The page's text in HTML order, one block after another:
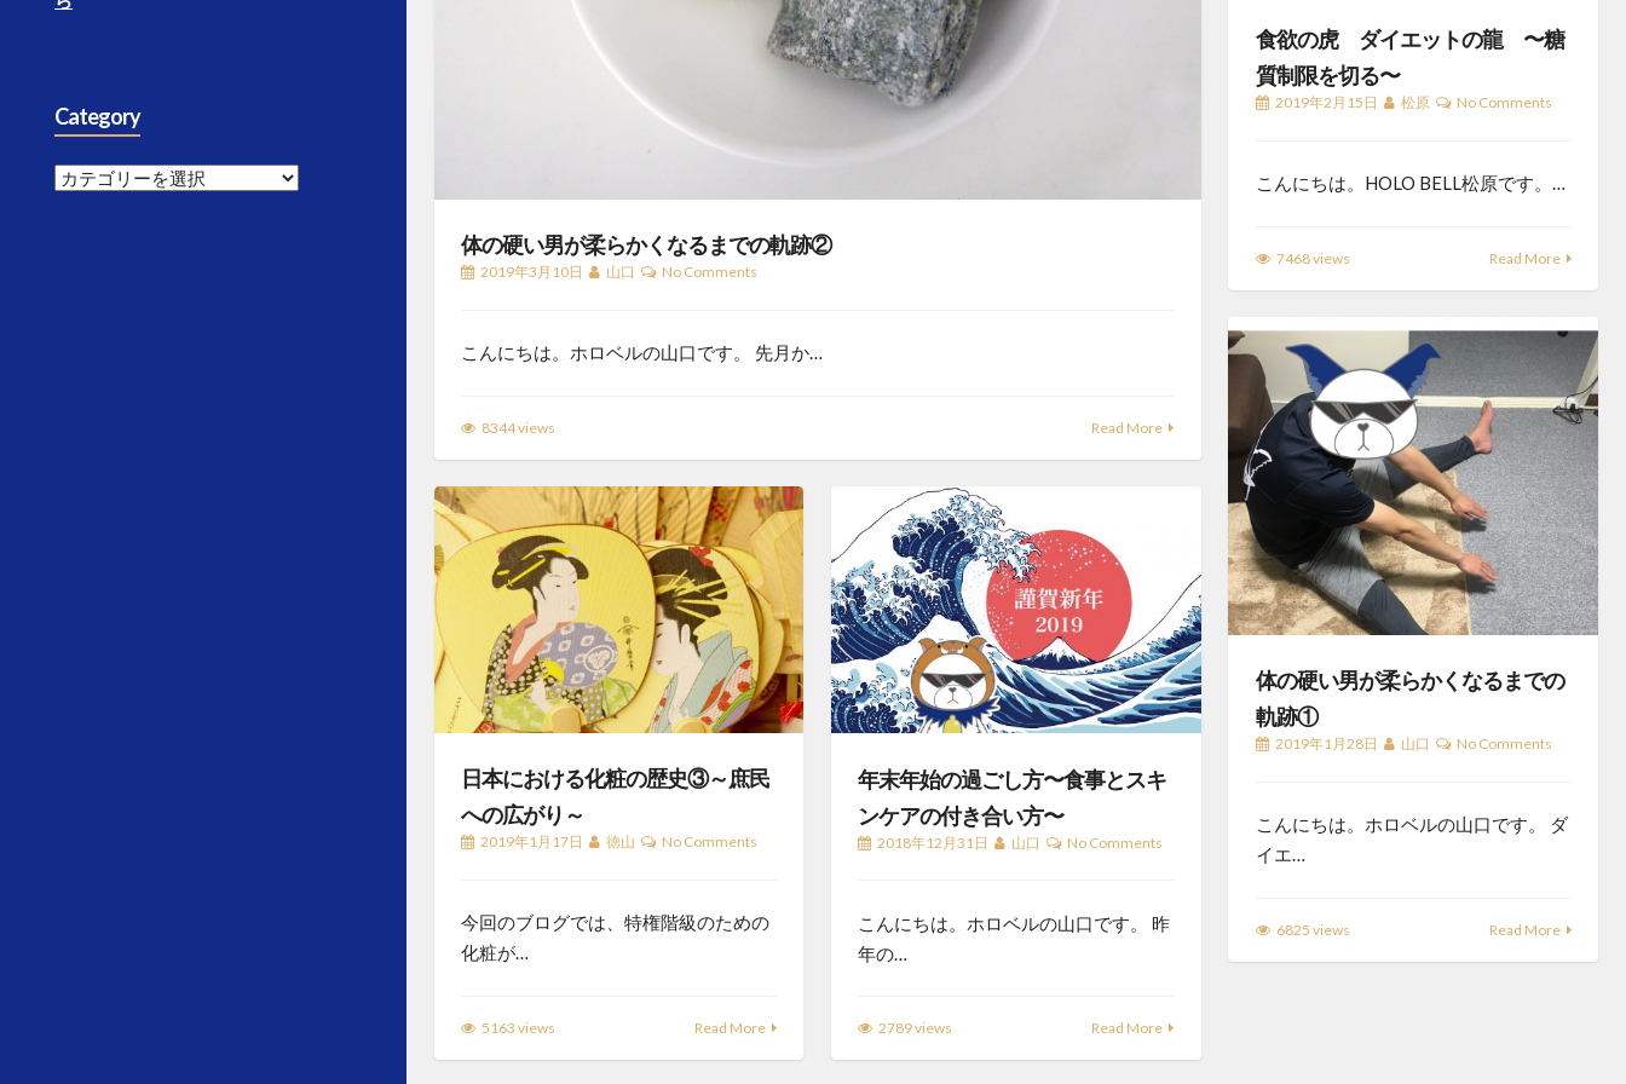
Category
Category
体の硬い男が柔らかくなるまでの軌跡②
2019年3月10日 山口 No Comments
こんにちは。ホロベルの山口です。 先月か…
Read More
8344 views
食欲の虎 ダイエットの龍 〜糖
質制限を切る〜
2019年2月15日 松原 No Comments
こんにちは。HOLO BELL松原です。…
Read More
7468 views
体の硬い男が柔らかくなるまでの
軌跡①
2019年1月28日 山口 No Comments
こんにちは。ホロベルの山口です。 ダ
イエ…
Read More
6825 views
日本における化粧の歴史③～庶民
への広がり～
2019年1月17日 徳山 No Comments
今回のブログでは、特権階級のための
化粧が…
Read More
5163 views
年末年始の過ごし方〜食事とスキ
ンケアの付き合い方〜
2018年12月31日 山口 No Comments
こんにちは。ホロベルの山口です。 昨
年の…
Read More
2789 views